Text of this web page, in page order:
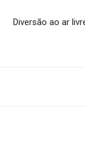
Diversão ao ar